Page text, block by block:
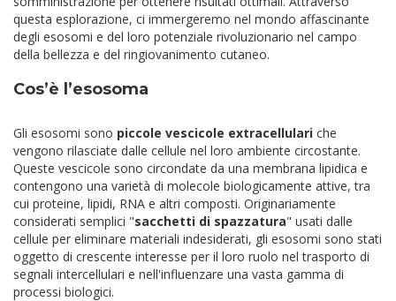
questa esplorazione, ci immergeremo nel mondo affascinante
degli esosomi e del loro potenziale rivoluzionario nel campo
della bellezza e del ringiovanimento cutaneo.
Cos’è l’esosoma
Gli esosomi sono piccole vescicole extracellulari che
vengono rilasciate dalle cellule nel loro ambiente circostante.
Queste vescicole sono circondate da una membrana lipidica e
contengono una varietà di molecole biologicamente attive, tra
cui proteine, lipidi, RNA e altri composti. Originariamente
considerati semplici "sacchetti di spazzatura" usati dalle
cellule per eliminare materiali indesiderati, gli esosomi sono stati
oggetto di crescente interesse per il loro ruolo nel trasporto di
segnali intercellulari e nell'influenzare una vasta gamma di
processi biologici.